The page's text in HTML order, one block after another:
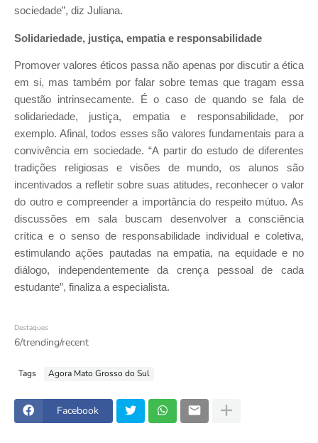
sociedade”, diz Juliana.
Solidariedade, justiça, empatia e responsabilidade
Promover valores éticos passa não apenas por discutir a ética
em si, mas também por falar sobre temas que tragam essa
questão intrinsecamente. É o caso de quando se fala de
solidariedade, justiça, empatia e responsabilidade, por
exemplo. Afinal, todos esses são valores fundamentais para a
convivência em sociedade. “A partir do estudo de diferentes
tradições religiosas e visões de mundo, os alunos são
incentivados a refletir sobre suas atitudes, reconhecer o valor
do outro e compreender a importância do respeito mútuo. As
discussões em sala buscam desenvolver a consciência
crítica e o senso de responsabilidade individual e coletiva,
estimulando ações pautadas na empatia, na equidade e no
diálogo, independentemente da crença pessoal de cada
estudante”, finaliza a especialista.
Destaques
6/trending/recent
Tags Agora Mato Grosso do Sul
Facebook